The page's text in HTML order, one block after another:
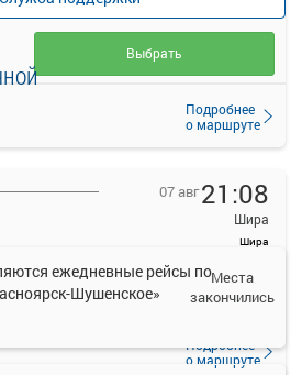
Подробнее
о маршруте
Выбрать
07 авг21:08
Шира
Шира
Подробнее
о маршруте
Места
закончились
ежедневные рейсы по
Шушенское»